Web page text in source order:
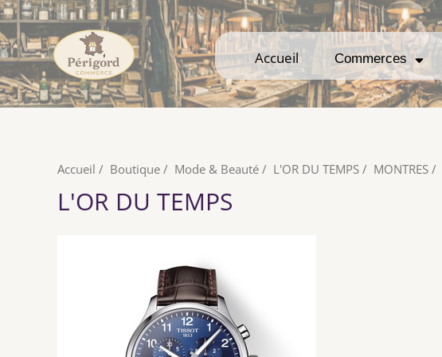
Accueil Commerces
Accueil Commerces
Accueil / Boutique / Mode & Beauté / L'OR DU TEMPS / MONTRES /
L'OR DU TEMPS